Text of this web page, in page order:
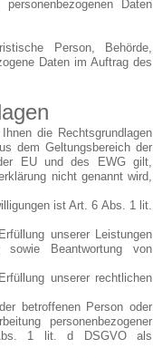
Daten
Person, Behörde,
Daten im Auftrag des
die Rechtsgrundlagen
dem Geltungsbereich der
EU und des EWG gilt,
nicht genannt wird,
ist Art. 6 Abs. 1 lit.
unserer Leistungen
sowie Beantwortung von
unserer rechtlichen
betroffenen Person oder
personenbezogener
1 lit. d DSGVO als